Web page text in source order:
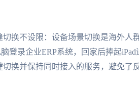
切换不设限：设备场景切换是海外
脑登录企业ERP系统，回家后捧起
切换并保持同时接入的服务，避免了